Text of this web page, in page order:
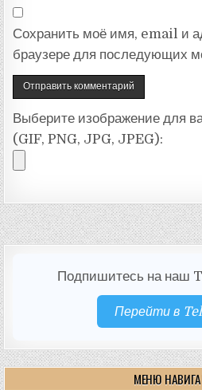
Сохранить моё имя, email и
браузере для последующих
Выберите изображение для
(GIF, PNG, JPG, JPEG):
Подпишитесь на наш
Перейти в
МЕНЮ